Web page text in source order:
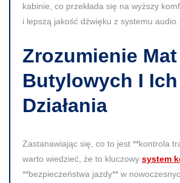
kabinie, co przekłada się na wyższy
i lepszą jakość dźwięku z systemu audio.
Zrozumienie Mat
Butylowych I Ich
Działania
Zastanawiając się, co to jest **kontrola
warto wiedzieć, że to kluczowy system
**bezpieczeństwa jazdy** w